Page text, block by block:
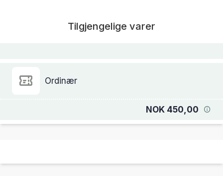
Tilgjengelige varer
Ordinær
NOK 450,00